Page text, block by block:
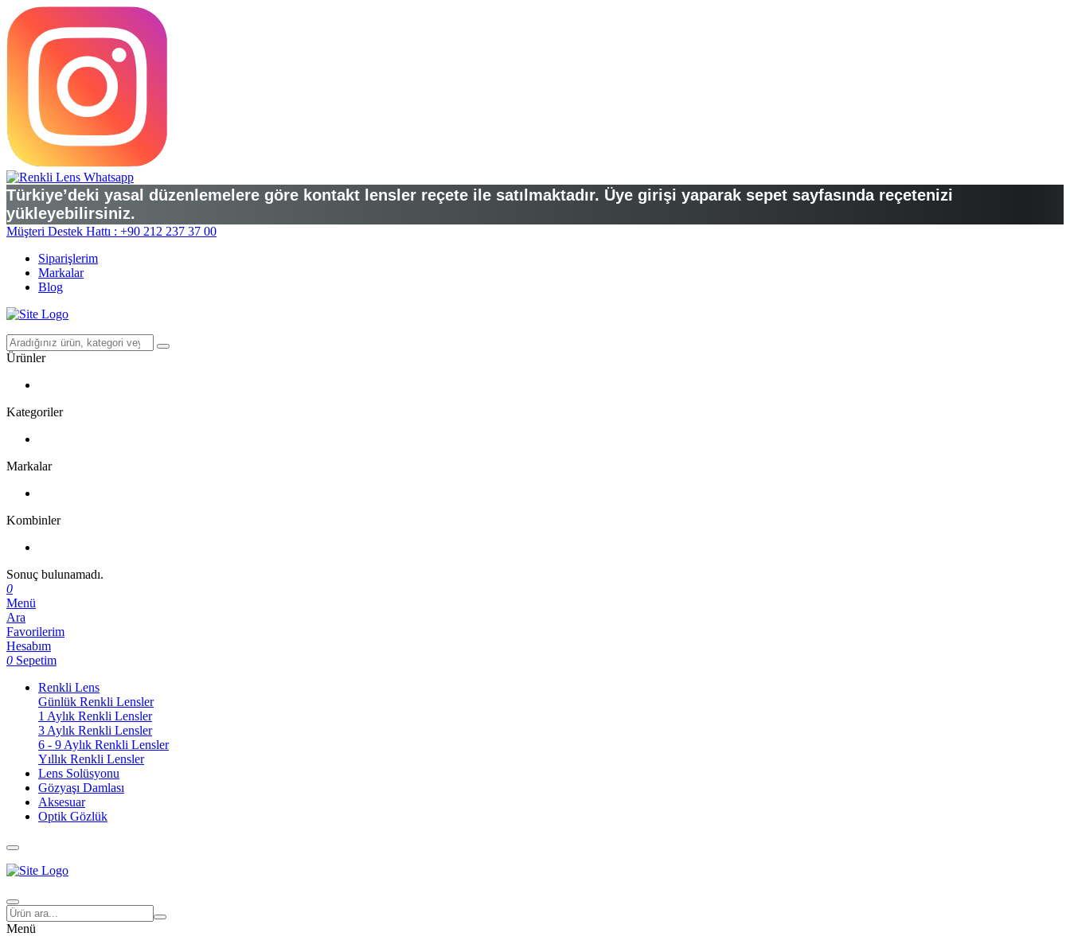
Türkiye’deki yasal düzenlemelere göre kontakt lensler reçete ile satılmaktadır. Üye girişi yaparak sepet sayfasında reçetenizi
yükleyebilirsiniz.
Müşteri Destek Hattı : +90 212 237 37 00
Siparişlerim
Markalar
Blog
Ürünler
Kategoriler
Markalar
Kombinler
Sonuç bulunamadı.
0
Menü
Ara
Favorilerim
Hesabım
0 Sepetim
Renkli Lens
Günlük Renkli Lensler
1 Aylık Renkli Lensler
3 Aylık Renkli Lensler
6 - 9 Aylık Renkli Lensler
Yıllık Renkli Lensler
Lens Solüsyonu
Gözyaşı Damlası
Aksesuar
Optik Gözlük
Menü